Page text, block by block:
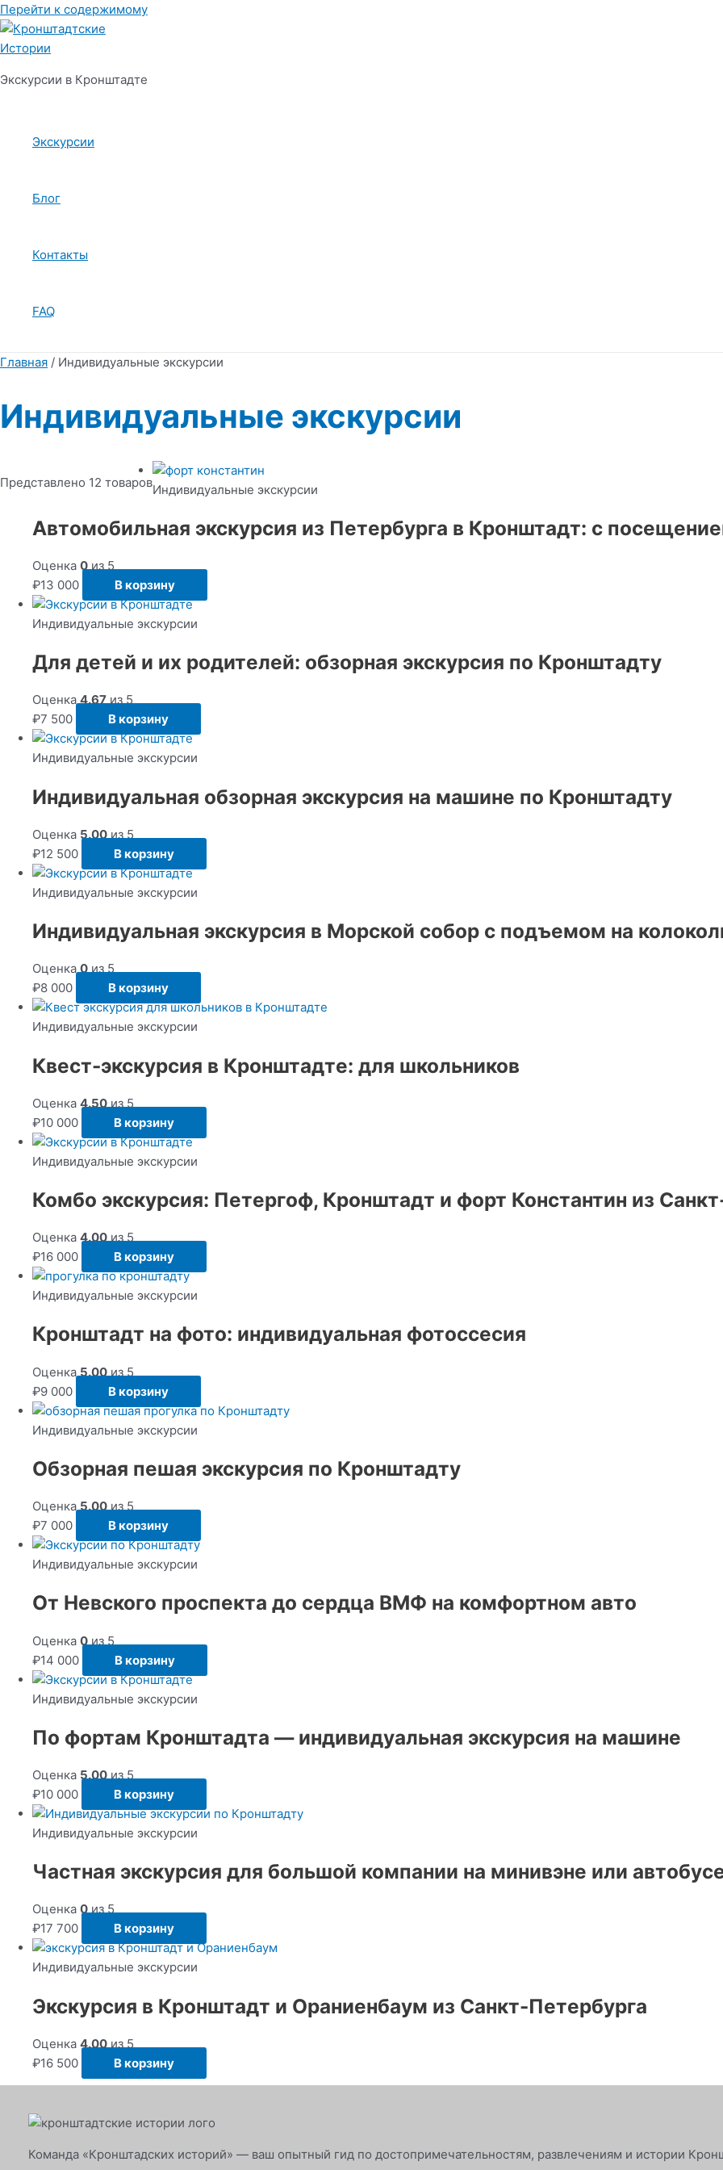
Перейти к содержимому
Экскурсии в Кронштадте
Экскурсии
Блог
Контакты
FAQ
Главная / Индивидуальные экскурсии
Индивидуальные экскурсии
Представлено 12 товаровИндивидуальные экскурсии
Автомобильная экскурсия из Петербурга в Кронштадт: с
Оценка 0из 5
₽13 000 В корзину
Индивидуальные экскурсии
Для детей и их родителей: обзорная экскурсия по Кронштадту
Оценка4.67из 5
₽7 500 В корзину
Индивидуальные экскурсии
Индивидуальная обзорная экскурсия на машине по Кронштадту
Оценка 5.00из 5
₽12 500 В корзину
Индивидуальные экскурсии
Индивидуальная экскурсия в Морской собор с подъемом на
Оценка0из 5
₽8 000 В корзину
Индивидуальные экскурсии
Квест-экскурсия в Кронштадте: для школьников
Оценка 4.50 из 5
₽10 000 В корзину
Индивидуальные экскурсии
Комбо экскурсия: Петергоф, Кронштадт и форт Константин из
Оценка 4.00из 5
₽16 000 В корзину
Индивидуальные экскурсии
Кронштадт на фото: индивидуальная фотоссесия
Оценка 5.00 из 5
₽9 000 В корзину
Индивидуальные экскурсии
Обзорная пешая экскурсия по Кронштадту
Оценка5.00из 5
₽7 000 В корзину
Индивидуальные экскурсии
От Невского проспекта до сердца ВМФ на комфортном авто
Оценка 0 из 5
₽14 000 В корзину
Индивидуальные экскурсии
По фортам Кронштадта — индивидуальная экскурсия на машине
Оценка 5.00из 5
₽10 000 В корзину
Индивидуальные экскурсии
Частная экскурсия для большой компании на минивэне или
Оценка 0из 5
₽17 700 В корзину
Индивидуальные экскурсии
Экскурсия в Кронштадт и Ораниенбаум из Санкт-Петербурга
Оценка 4.00из 5
₽16 500 В корзину
Команда «Кронштадских историй» — ваш опытный гид по достопримечательностям, развлечениям и истории